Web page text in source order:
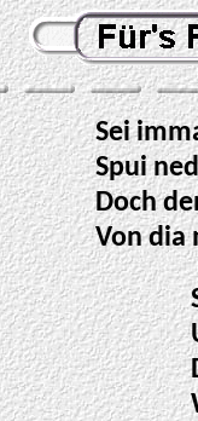
Sei
Spui
Doch
Von dia